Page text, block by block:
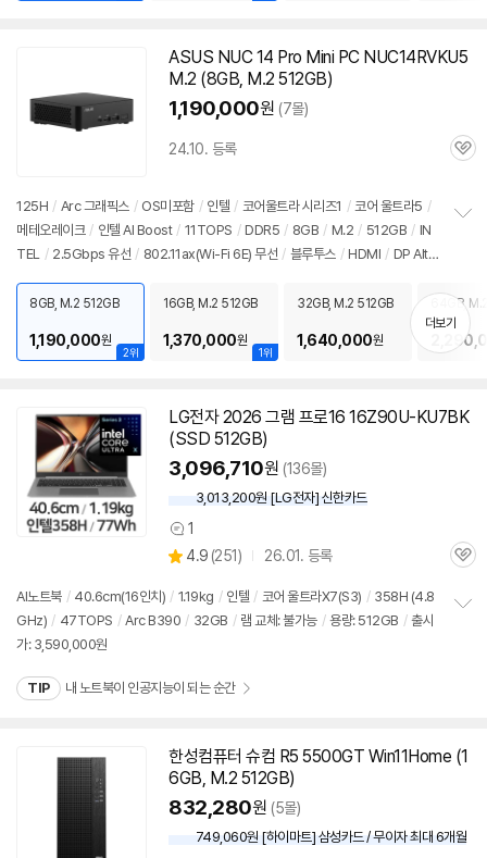
ASUS NUC 14 Pro Mini PC NUC14RVKU5
M.2 (8GB, M.2 512GB)
1,190,000원 (7몰)
24.10. 등록
관
125H / Arc 그래픽스 / OS미포함 / 인텔 / 코어울트라 시리즈1 / 코어 울트라5 /
메테오레이크 / 인텔 AI Boost / 11TOPS / DDR5 / 8GB / M.2 / 512GB / IN
TEL / 2.5Gbps 유선 / 802.11ax(Wi-Fi 6E) 무선 / 블루투스 / HDMI / DP Alt
PC / 용도: 사무/인강용 출시가: 1,499,000원
치
기
2위
8GB, M.2 512GB
1,190,000원
1위
16GB, M.2 512GB
1,370,000원
32GB, M.2 512GB
1,640,000원
64GB,
더보기
LG전자 2026 그램 프로16 16Z90U-KU7BK
(SSD 512GB)
3,096,710원 (136몰)
3,013,200원 [LG전자] 신한카드
상
품
견
1
별
점
4.9 (상
리
뷰
251) 26.01. 등록
관
AI노트북 / 40.6cm(16인치) / 1.19kg / 인텔 / 코어 울트라X7(S3) / 358H (4.8
GHz) / 47TOPS / Arc B390 / 32GB / 램 교체: 불가능 / 용량: 512GB / 출시
가: 3,590,000원
TIP 내 노트북이 인공지능이 되는 순간
한성컴퓨터 슈컴 R5 5500GT Win11Home (1
6GB, M.2 512GB)
832,280원 (5몰)
749,060원 [하이마트] 삼성카드 / 무이자 최대 6개월